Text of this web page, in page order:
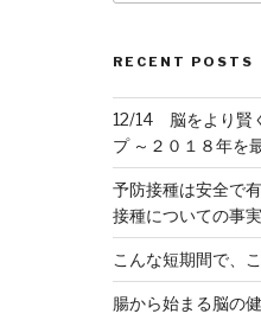
RECENT POSTS
12/14 脳をより賢
プ ～２０１８年を
予防接種は安全で
接種についての事実
こんな短期間で、
腸から始まる脳の